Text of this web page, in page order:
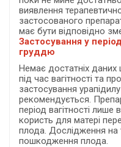
виявлення
застосованого
має бути відповідно
Застосування у
груддю
Немає достатніх
під час вагітності та
застосування урапідилу
рекомендується.
період вагітності
користь для матері
плода. Дослідження на
пошкодження плода.